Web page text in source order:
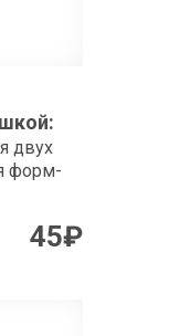
:
двух
форм-
45₽